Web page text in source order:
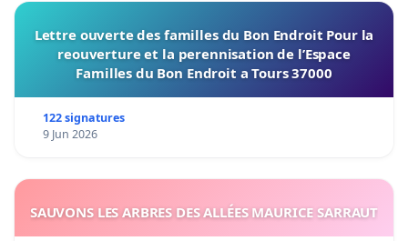
Lettre ouverte des familles du Bon Endroit Pour la
reouverture et la perennisation de l’Espace
Familles du Bon Endroit a Tours 37000
122 signatures
9 Jun 2026
SAUVONS LES ARBRES DES ALLÉES MAURICE SARRAUT